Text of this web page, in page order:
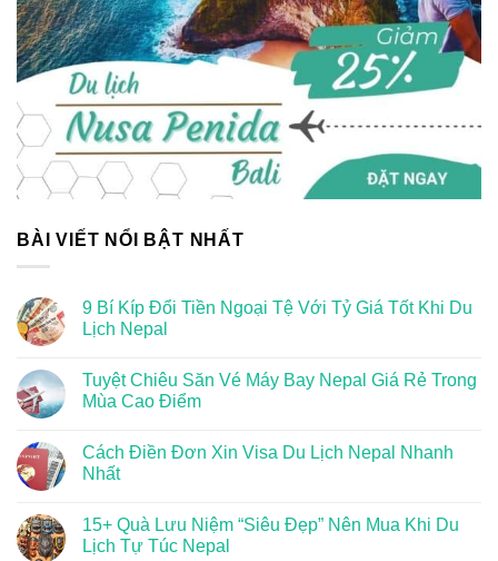
BÀI VIẾT NỔI BẬT NHẤT
9 Bí Kíp Đổi Tiền Ngoại Tệ Với Tỷ Giá Tốt Khi Du
Lịch Nepal
Tuyệt Chiêu Săn Vé Máy Bay Nepal Giá Rẻ Trong
Mùa Cao Điểm
Cách Điền Đơn Xin Visa Du Lịch Nepal Nhanh
Nhất
15+ Quà Lưu Niệm “Siêu Đẹp” Nên Mua Khi Du
Lịch Tự Túc Nepal